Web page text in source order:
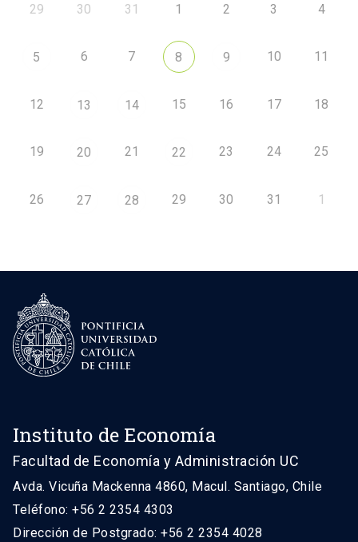
29 30 31 1 2 3 4
5 6 7 8 9 10 11
12 13 14 15 16 17 18
19 20 21 22 23 24 25
26 27 28 29 30 31 1
Instituto de Economía
Facultad de Economía y Administración UC
Avda. Vicuña Mackenna 4860, Macul. Santiago, Chile
Teléfono: +56 2 2354 4303
Dirección de Postgrado: +56 2 2354 4028